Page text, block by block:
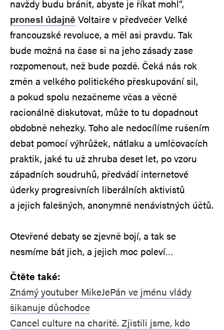
navždy budu bránit, abyste je říkat mohl“,
pronesl údajně Voltaire v předvečer Velké
francouzské revoluce, a měl asi pravdu. Tak
bude možná na čase si na jeho zásady zase
rozpomenout, než bude pozdě. Čeká nás rok
změn a velkého politického přeskupování sil,
a pokud spolu nezačneme včas a věcně
racionálně diskutovat, může to tu dopadnout
obdobně nehezky. Toho ale nedocílíme rušením
debat pomocí výhrůžek, nátlaku a umlčovacích
praktik, jaké tu už zhruba deset let, po vzoru
západních soudruhů, předvádí internetové
úderky progresivních liberálních aktivistů
a jejich falešných, anonymně nenávistných účtů.
Otevřené debaty se zjevně bojí, a tak se
nesmíme bát jich, a jejich moc poleví…
Čtěte také:
Známý youtuber MikeJePán ve jménu vlády
šikanuje důchodce
Cancel culture na charitě. Zjistili jsme, kdo